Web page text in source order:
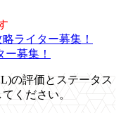
ライター募集！
募集！
の評価とステータス
ください。